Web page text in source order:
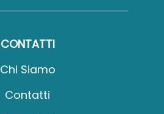
CONTATTI
Chi Siamo
Contatti